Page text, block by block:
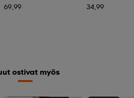
69,99
34,99
ostivat myös